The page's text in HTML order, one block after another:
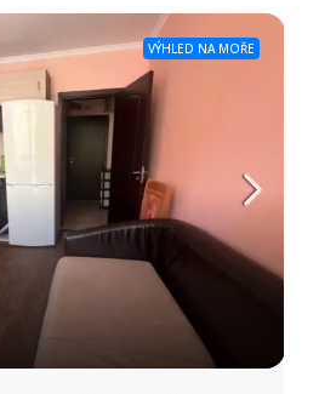
VÝHLED NA MOŘE